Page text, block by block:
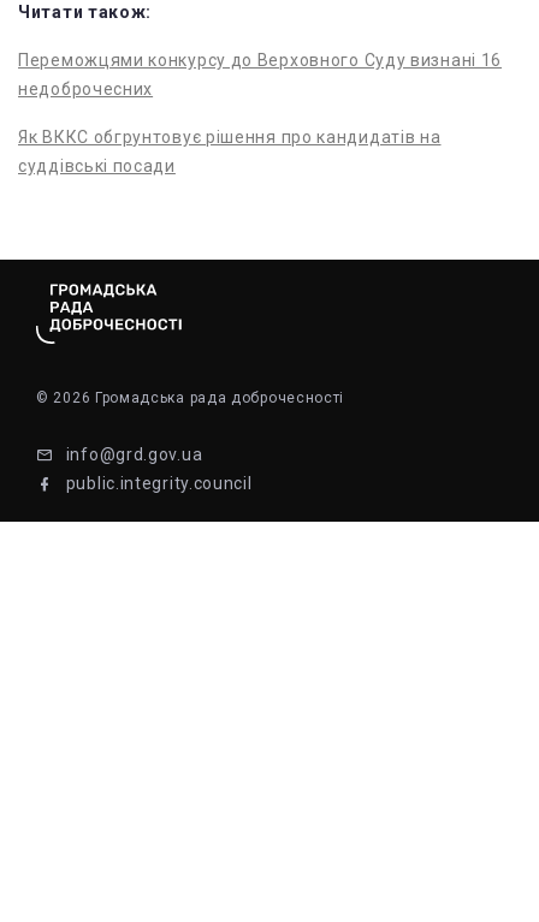
Читати також:
Переможцями конкурсу до Верховного Суду визнані 16
недоброчесних
Як ВККС обгрунтовує рішення про кандидатів на
суддівські посади
© 2026 Громадська рада доброчесності
info@grd.gov.ua
public.integrity.council